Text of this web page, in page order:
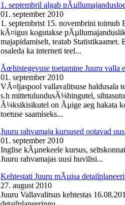
1. septembril algab
01. september 2010
1. septembrist 15. novembrini toimub
kÃ¤igus kogutakse
majapidamiselt, teatab Statistikaamet.
osaleda ka interneti teel...
Ãœhistegevuse toetamine Juuru valla
01. september 2010
VÃ¤ljaspool vallavalitsuse haldusala
s.h mittetulundusÃ¼hingutel,
Ã¼ksikisikutel on Ãµige aeg hakata
toetuse saamiseks...
Juuru rahvamaja kursused ootavad
01. september 2010
Inglise kÃµnekeele kursus,
Juuru rahvamajas uusi huvilisi...
Kehtestati Juuru mÃµisa
27. august 2010
Juuru Vallavalitsus kehtestas